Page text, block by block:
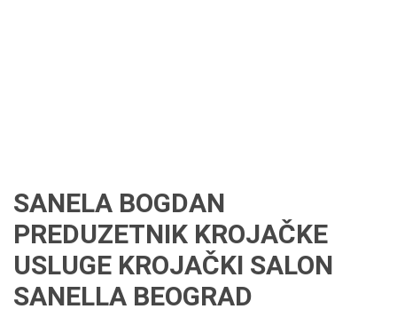
SANELA BOGDAN
PREDUZETNIK KROJAČKE
USLUGE KROJAČKI SALON
SANELLA BEOGRAD